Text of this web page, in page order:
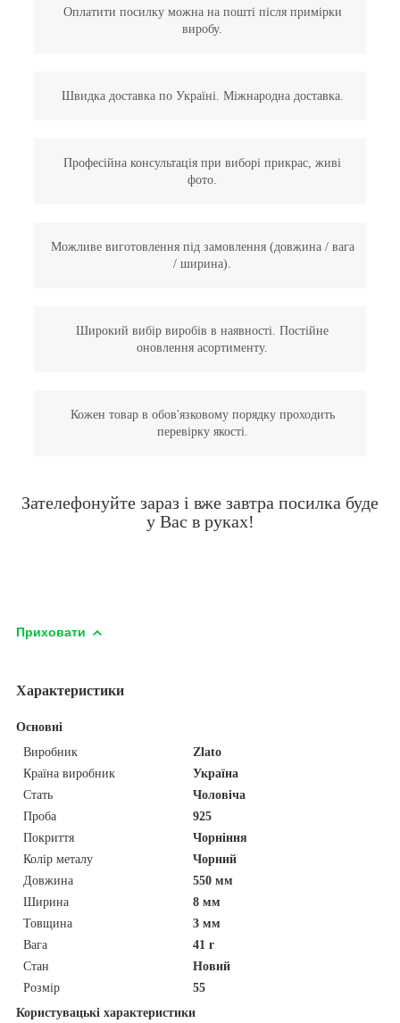
Оплатити посилку можна на пошті після примірки
виробу.
Швидка доставка по Україні. Міжнародна доставка.
Професійна консультація при виборі прикрас, живі
фото.
Можливе виготовлення під замовлення (довжина / вага
/ ширина).
Широкий вибір виробів в наявності. Постійне
оновлення асортименту.
Кожен товар в обов'язковому порядку проходить
перевірку якості.
Зателефонуйте зараз і вже завтра посилка буде
у Вас в руках!
Приховати
Характеристики
Основні
Виробник
Zlato
Країна виробник
Україна
Стать
Чоловіча
Проба
925
Покриття
Чорніння
Колір металу
Чорний
Довжина
550 мм
Ширина
8 мм
Товщина
3 мм
Вага
41 г
Стан
Новий
Розмір
55
Користувацькi характеристики